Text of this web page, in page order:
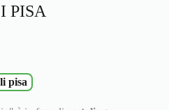
PISA
pisa